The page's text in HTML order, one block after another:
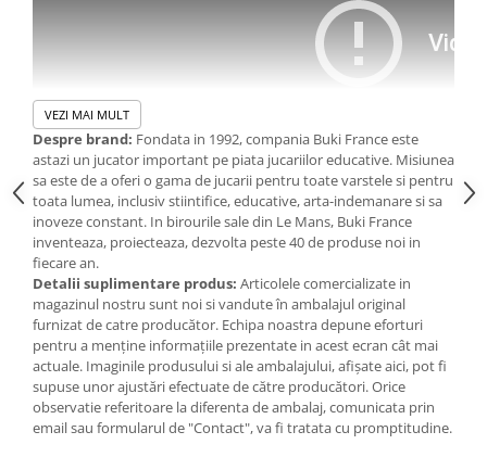
Zornaitoare
Jucarii dentitie
Jucarii senzoriale
Jucarii motrice pentru bebelusi
Saltele de activitati pentru bebe
Jucarii de sortat
Jucarii muzicale bebelusi
Puzzle bebelusi
Jocuri educative
Jocuri STEM
Jocuri Magnetice
Jocuri de societate
Doi boxeri de asamblat, alimentati cu energie hidropneumatica.
Utilizati manetele pentru a declansa miscarile luptatorilor: croseu,
uppercut, contra lovitura sau eschiva. O lovitura bine plasata
poate dobori adversarul.
Setul contine: 327 piese, instructiuni
Dimensiunile cutiei: 37.7 x 7.5 x 28.5 cm
Varsta recomandata: 8 ani+
AVERTISMENT: Nu este recomandat copiilor mai mici de 8 ani din
VEZI MAI MULT
Despre brand: Fondata in 1992, compania Buki France este
astazi un jucator important pe piata jucariilor educative. Misiunea
sa este de a oferi o gama de jucarii pentru toate varstele si pentru
toata lumea, inclusiv stiintifice, educative, arta-indemanare si sa
inoveze constant. In birourile sale din Le Mans, Buki France
inventeaza, proiecteaza, dezvolta peste 40 de produse noi in
fiecare an.
Detalii suplimentare produs: Articolele comercializate in
magazinul nostru sunt noi si vandute în ambalajul original
furnizat de catre producător. Echipa noastra depune eforturi
pentru a menține informațiile prezentate in acest ecran cât mai
actuale. Imaginile produsului si ale ambalajului, afișate aici, pot fi
supuse unor ajustări efectuate de către producători. Orice
observatie referitoare la diferenta de ambalaj, comunicata prin
email sau formularul de "Contact", va fi tratata cu promptitudine.